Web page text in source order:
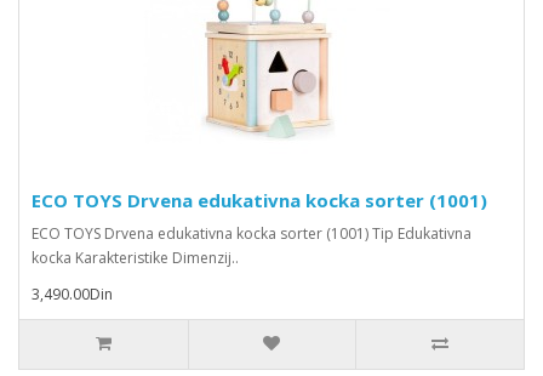
ECO TOYS Drvena edukativna kocka sorter (1001)
ECO TOYS Drvena edukativna kocka sorter (1001) Tip Edukativna
kocka Karakteristike Dimenzij..
3,490.00Din